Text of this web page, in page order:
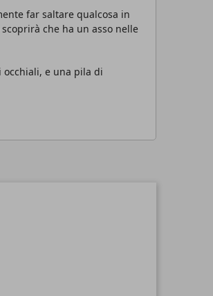
far saltare qualcosa in
che ha un asso nelle
occhiali, e una pila di